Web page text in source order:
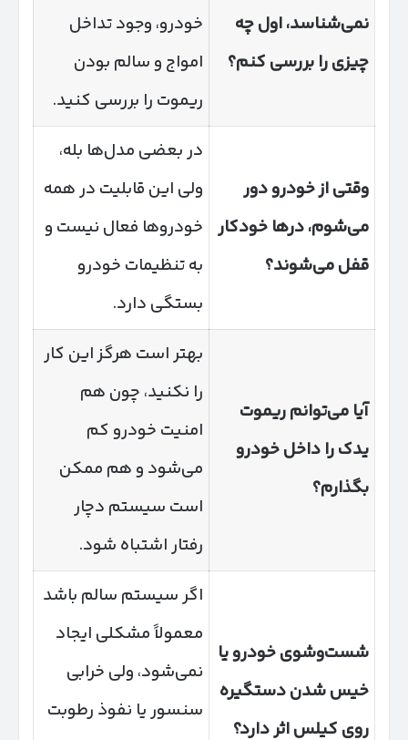
نمی‌شناسد، اول چه
چیزی را بررسی کنم؟
خودرو، وجود تداخل
امواج و سالم بودن
ریموت را بررسی کنید.
وقتی از خودرو دور
می‌شوم، درها خودکار
قفل می‌شوند؟
در بعضی مدل‌ها بله،
ولی این قابلیت در همه
خودروها فعال نیست و
به تنظیمات خودرو
بستگی دارد.
آیا می‌توانم ریموت
یدک را داخل خودرو
بگذارم؟
بهتر است هرگز این کار
را نکنید، چون هم
امنیت خودرو کم
می‌شود و هم ممکن
است سیستم دچار
رفتار اشتباه شود.
شست‌وشوی خودرو یا
خیس شدن دستگیره
روی کیلس اثر دارد؟
اگر سیستم سالم باشد
معمولاً مشکلی ایجاد
نمی‌شود، ولی خرابی
سنسور یا نفوذ رطوبت